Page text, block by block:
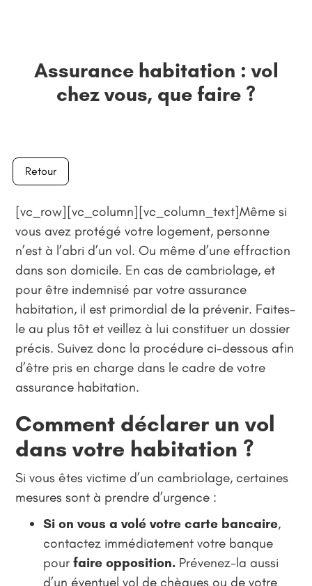
Assurance habitation : vol
chez vous, que faire ?
Retour
[vc_row][vc_column][vc_column_text]Même si
vous avez protégé votre logement, personne
n’est à l’abri d’un vol. Ou même d’une effraction
dans son domicile. En cas de cambriolage, et
pour être indemnisé par votre assurance
habitation, il est primordial de la prévenir. Faites-
le au plus tôt et veillez à lui constituer un dossier
précis. Suivez donc la procédure ci-dessous afin
d’être pris en charge dans le cadre de votre
assurance habitation.
Comment déclarer un vol
dans votre habitation ?
Si vous êtes victime d’un cambriolage, certaines
mesures sont à prendre d’urgence :
Si on vous a volé votre carte bancaire,
contactez immédiatement votre banque
pourfaire opposition. Prévenez-la aussi
d’un éventuel vol de chèques ou de votre